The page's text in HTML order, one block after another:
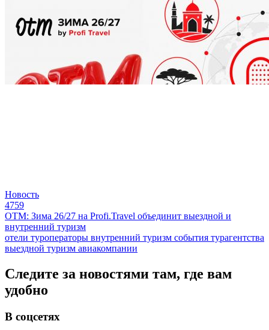
Новость
4759
ОТМ: Зима 26/27 на Profi.Travel объединит выездной и
внутренний туризм
отели туроператоры внутренний туризм события турагентства
выездной туризм авиакомпании
Следите за новостями там, где вам
удобно
В соцсетях